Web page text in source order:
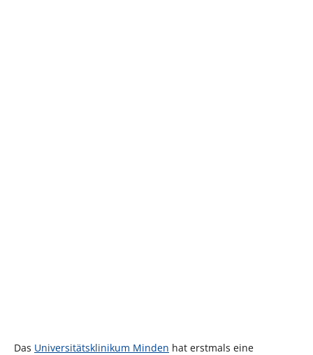
Das Universitätsklinikum Minden hat erstmals eine